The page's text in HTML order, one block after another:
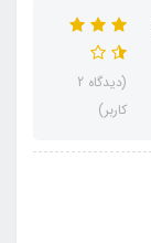
(دیدگاه 2
کاربر)